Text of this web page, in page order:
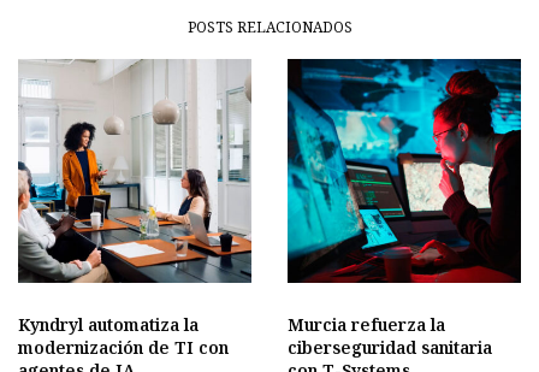
POSTS RELACIONADOS
Kyndryl automatiza la
modernización de TI con
Murcia refuerza la
ciberseguridad sanitaria